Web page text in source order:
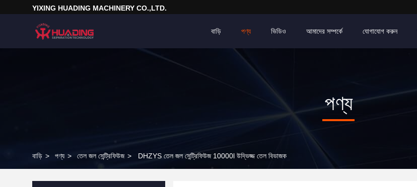
YIXING HUADING MACHINERY CO.,LTD.
বাড়ি পণ্য ভিডিও আমাদের সম্পর্কে যোগাযোগ করুন
পণ্য
বাড়ি > পণ্য > তেল জল সেন্ট্রিফিউজ > DHZYS তেল জল সেন্ট্রিফিউজ 10000l উদ্ভিজ্জ তেল বিভাজক